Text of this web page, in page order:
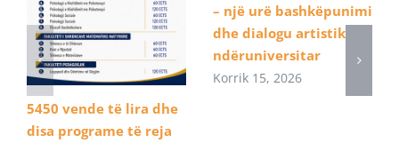
5450 vende të lira dhe
disa programe të reja
– një urë bashkëpunimi
dhe dialogu artistik
ndëruniversitar
Korrik 15, 2026